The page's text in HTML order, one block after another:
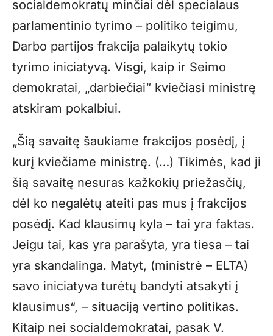
socialdemokratų minčiai dėl specialaus
parlamentinio tyrimo – politiko teigimu,
Darbo partijos frakcija palaikytų tokio
tyrimo iniciatyvą. Visgi, kaip ir Seimo
demokratai, „darbiečiai“ kviečiasi ministrę
atskiram pokalbiui.
„Šią savaitę šaukiame frakcijos posėdį, į
kurį kviečiame ministrę. (…) Tikimės, kad ji
šią savaitę nesuras kažkokių priežasčių,
dėl ko negalėtų ateiti pas mus į frakcijos
posėdį. Kad klausimų kyla – tai yra faktas.
Jeigu tai, kas yra parašyta, yra tiesa – tai
yra skandalinga. Matyt, (ministrė – ELTA)
savo iniciatyva turėtų bandyti atsakyti į
klausimus“, – situaciją vertino politikas.
Kitaip nei socialdemokratai, pasak V.